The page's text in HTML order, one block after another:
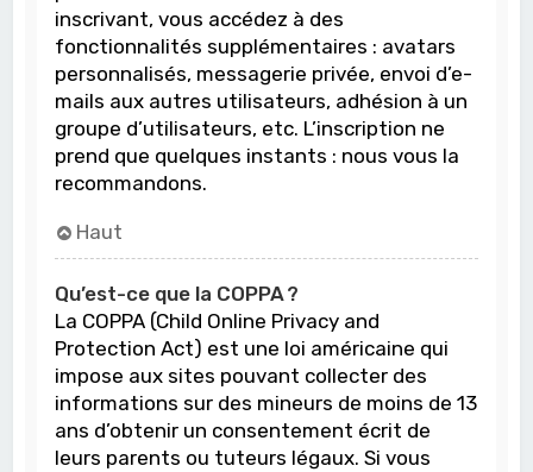
inscrivant, vous accédez à des
fonctionnalités supplémentaires : avatars
personnalisés, messagerie privée, envoi d’e-
mails aux autres utilisateurs, adhésion à un
groupe d’utilisateurs, etc. L’inscription ne
prend que quelques instants : nous vous la
recommandons.
Haut
Qu’est-ce que la COPPA ?
La COPPA (Child Online Privacy and
Protection Act) est une loi américaine qui
impose aux sites pouvant collecter des
informations sur des mineurs de moins de 13
ans d’obtenir un consentement écrit de
leurs parents ou tuteurs légaux. Si vous